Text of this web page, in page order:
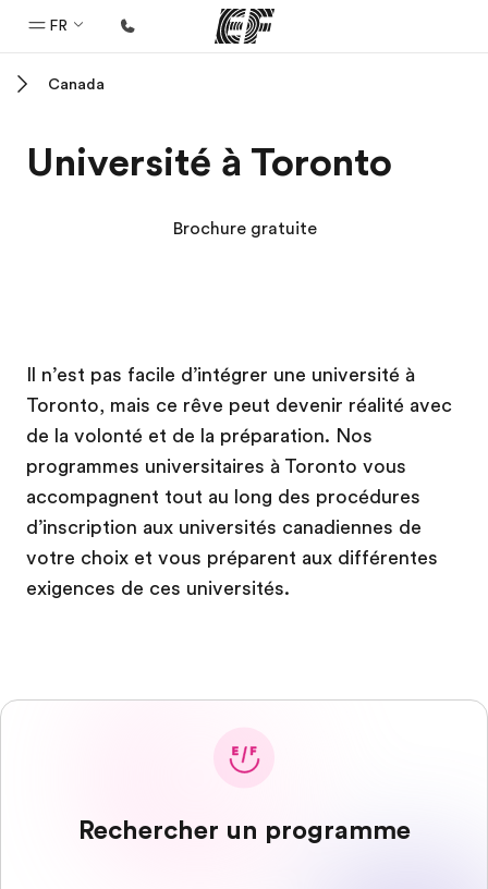
FR
Programmes
Qui sommes-nous ?
EF recrute
Canada
Université à Toronto
Brochure gratuite
Il n’est pas facile d’intégrer une université à
Toronto, mais ce rêve peut devenir réalité avec
de la volonté et de la préparation. Nos
programmes universitaires à Toronto vous
accompagnent tout au long des procédures
d’inscription aux universités canadiennes de
votre choix et vous préparent aux différentes
exigences de ces universités.
Rechercher un programme